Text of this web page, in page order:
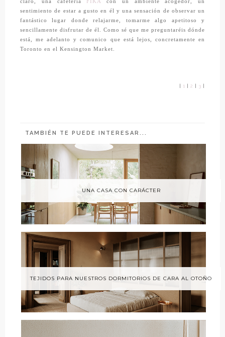
claro, una cafetería FIKA
con un ambiente acogedor, un
sentimiento de estar a gusto en él y una sensación de observar un
fantástico lugar donde relajarme, tomarme algo apetitoso y
sencillamente disfrutar de él. Como sé que me preguntaréis dónde
está, me adelanto y comunico que está lejos, concretamente en
Toronto en el Kensington Market.
1 2 3
TAMBIÉN TE PUEDE INTERESAR...
UNA CASA CON CARÁCTER
TEJIDOS PARA NUESTROS DORMITORIOS DE CARA AL OTOÑO